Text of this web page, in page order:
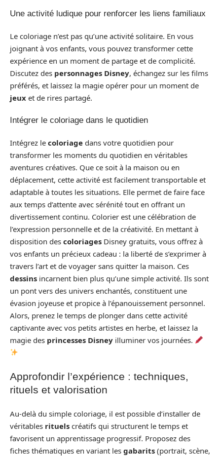
Une activité ludique pour renforcer les liens familiaux
Le coloriage n’est pas qu’une activité solitaire. En vous
joignant à vos enfants, vous pouvez transformer cette
expérience en un moment de partage et de complicité.
Discutez des personnages Disney, échangez sur les films
préférés, et laissez la magie opérer pour un moment de
jeux et de rires partagé.
Intégrer le coloriage dans le quotidien
Intégrez le coloriage dans votre quotidien pour
transformer les moments du quotidien en véritables
aventures créatives. Que ce soit à la maison ou en
déplacement, cette activité est facilement transportable et
adaptable à toutes les situations. Elle permet de faire face
aux temps d’attente avec sérénité tout en offrant un
divertissement continu. Colorier est une célébration de
l’expression personnelle et de la créativité. En mettant à
disposition des coloriages Disney gratuits, vous offrez à
vos enfants un précieux cadeau : la liberté de s’exprimer à
travers l’art et de voyager sans quitter la maison. Ces
dessins incarnent bien plus qu’une simple activité. Ils sont
un pont vers des univers enchantés, constituent une
évasion joyeuse et propice à l’épanouissement personnel.
Alors, prenez le temps de plonger dans cette activité
captivante avec vos petits artistes en herbe, et laissez la
magie des princesses Disney illuminer vos journées.
Approfondir l’expérience : techniques,
rituels et valorisation
Au-delà du simple coloriage, il est possible d’installer de
véritables rituels créatifs qui structurent le temps et
favorisent un apprentissage progressif. Proposez des
fiches thématiques en variant les gabarits (portrait, scène,